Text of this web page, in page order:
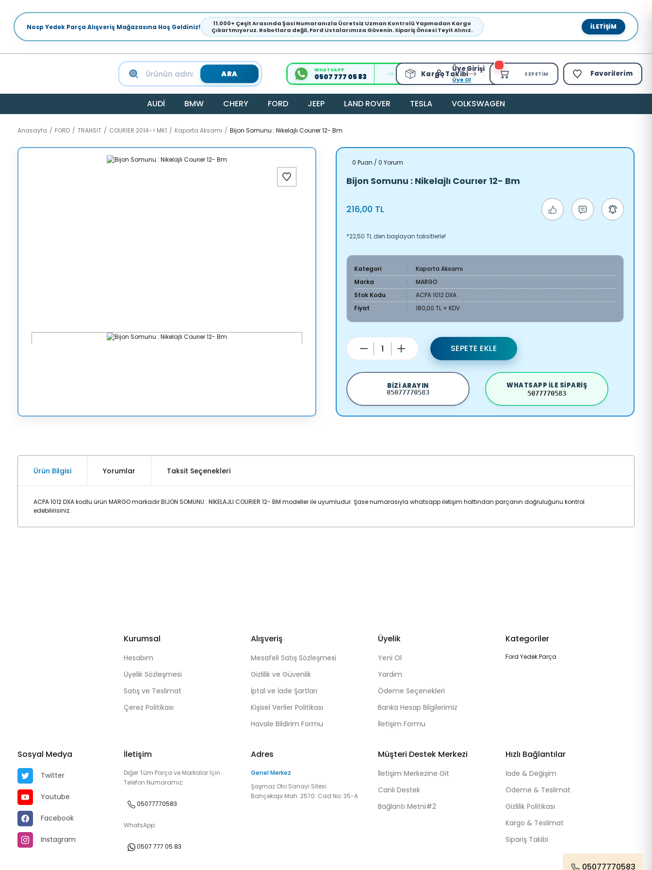
Nosp Yedek Parça Alışveriş Mağazasına Hoş Geldiniz!
11.000+ Çeşit Arasında Şasi Numaranızla Ücretsiz Uzman Kontrolü Yapmadan Kargo
Çıkartmıyoruz. Robotlara değil, Ford Ustalarımıza Güvenin. Sipariş Öncesi Teyit Alınız.
İLETIŞIM
ARA WHATSAPP
0507 777 05 83 Kargo Takibi
Üye Girişi
Üye Ol
SEPETIM Favorilerim
AUDİ BMW CHERY FORD JEEP LAND ROVER TESLA VOLKSWAGEN
Anasayfa FORD TRANSİT COURİER 2014-> MK1 Kaporta Aksamı Bijon Somunu : Nikelajlı Courıer 12- Bm
0 Puan / 0 Yorum
Bijon Somunu : Nikelajlı Courıer 12- Bm
216,00 TL
*22,50 TL den başlayan taksitlerle!
Kategori
Kaporta Aksamı
Marka
MARGO
Stok Kodu
ACPA 1012 DXA
Fiyat
180,00 TL + KDV
SEPETE EKLE
BIZI ARAYIN
05077770583
WHATSAPP ILE SIPARIŞ
5077770583
Ürün Bilgisi Yorumlar Taksit Seçenekleri
ACPA 1012 DXA kodlu ürün MARGO markadır.BİJON SOMUNU : NİKELAJLI COURIER 12- BM modeller ile uyumludur. Şase numarasıyla whatsapp iletişim hattından parçanın doğruluğunu kontrol
edebilirisiniz.
Kurumsal
Hesabım
Üyelik Sözleşmesi
Satış ve Teslimat
Çerez Politikası
Alışveriş
Mesafeli Satış Sözleşmesi
Gizlilik ve Güvenlik
İptal ve İade Şartları
Kişisel Veriler Politikası
Havale Bildirim Formu
Üyelik
Yeni Ol
Yardım
Ödeme Seçenekleri
Banka Hesap Bilgilerimiz
İletişim Formu
Kategoriler
Ford Yedek Parça
Sosyal Medya
Twitter
Youtube
Facebook
Instagram
İletişim
Diğer Tüm Parça ve Markalar İçin
Telefon Numaramız:
05077770583
WhatsApp
0507 777 05 83
Adres
Genel Merkez
Şaşmaz Oto Sanayi Sitesi
Bahçekapı Mah. 2570. Cad No: 35-A
Müşteri Destek Merkezi
İletişim Merkezine Git
Canlı Destek
Bağlantı Metni#2
Hızlı Bağlantılar
İade & Değişim
Ödeme & Teslimat
Gizlilik Politikası
Kargo & Teslimat
Sipariş Takibi
05077770583